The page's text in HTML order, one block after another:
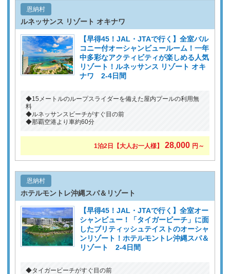
恩納村
ルネッサンス リゾート オキナワ
【早得45！JAL・JTAで行く】全室バル
コニー付オーシャンビュールーム！一年
中多彩なアクティビティが楽しめる人気
リゾート！ルネッサンス リゾート オキ
ナワ 2-4日間
◆15メートルのループスライダーを備えた屋内プールの利用無
料
◆ルネッサンスビーチがすぐ目の前
◆那覇空港より車約60分
1泊2日 【大人お一人様】 28,000 円～
恩納村
ホテルモントレ沖縄スパ＆リゾート
【早得45！JAL・JTAで行く】全室オー
シャンビュー！「タイガービーチ」に面
したブリティッシュテイストのオーシャ
ンリゾート！ホテルモントレ沖縄スパ＆
リゾート 2-4日間
◆タイガービーチがすぐ目の前